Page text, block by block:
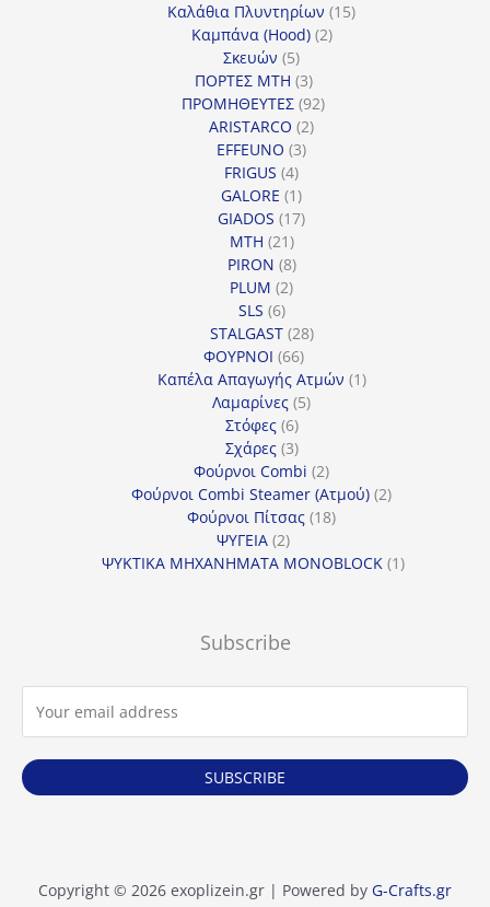
Καλάθια Πλυντηρίων 1515
Καμπάνα (Hood) 22
Σκευών 55
προϊόντα
ΠΟΡΤΕΣ MTH 33
προϊόντα
ΠΡΟΜΗΘΕΥΤΕΣ 9292
ARISTARCO 22
EFFEUNO 33
FRIGUS 44
προϊόντα
GALORE 11
προϊόν
GIADOS 1717
MTH 2121
προϊόντα
PIRON 88
προϊόντα
PLUM 22
SLS 66
προϊόντα
STALGAST 2828
ΦΟΥΡΝΟΙ 6666
προϊόντα
Καπέλα Απαγωγής Ατμών 11
Λαμαρίνες 55
Στόφες 66
προϊόντα
Σχάρες 33
προϊόντα
Φούρνοι Combi 22
προϊόντα
Φούρνοι Combi Steamer (Ατμού) 22
Φούρνοι Πίτσας 1818
ΨΥΓΕΙΑ 22
προϊόντα
ΨΥΚΤΙΚΑ ΜΗΧΑΝΗΜΑΤΑ MONOBLOCK 11
Subscribe
SUBSCRIBE
Copyright © 2026 exoplizein.gr | Powered by G-Crafts.gr